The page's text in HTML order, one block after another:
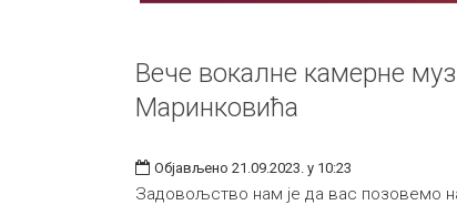
Вече вокалне камерне
Маринковића
Објављено 21.09.2023. у 10:23
Задовољство нам је да вас позовемо